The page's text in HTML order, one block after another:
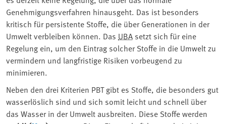
Genehmigungsverfahren hinausgeht. Das ist besonders
kritisch für persistente Stoffe, die über Generationen in der
Umwelt verbleiben können. Das UBA setzt sich für eine
Regelung ein, um den Eintrag solcher Stoffe in die Umwelt zu
vermindern und langfristige Risiken vorbeugend zu
minimieren.
Neben den drei Kriterien PBT gibt es Stoffe, die besonders gut
wasserlöslich sind und sich somit leicht und schnell über
das Wasser in der Umwelt ausbreiten. Diese Stoffe werden